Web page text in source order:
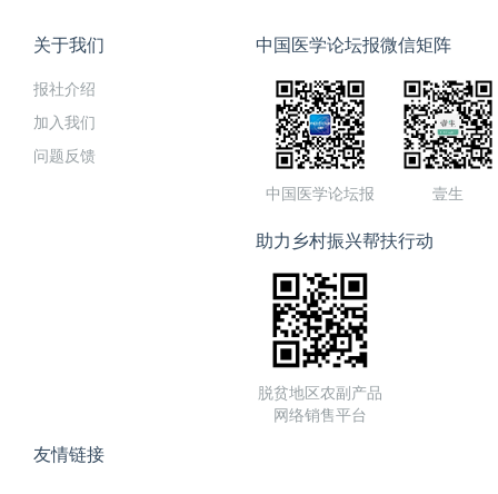
关于我们
报社介绍
加入我们
问题反馈
中国医学论坛报微信矩阵
中国医学论坛报 壹生
助力乡村振兴帮扶行动
脱贫地区农副产品
网络销售平台
友情链接